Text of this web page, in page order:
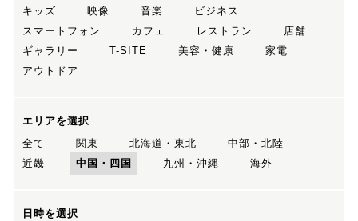
キッズ
映像 音楽
ビジネス
スマートフォン
カフェ レストラン
店舗
ギャラリー
T-SITE 美容・健康
家電
アウトドア
エリアを選択
全て
関東 北海道・東北
中部・北陸
近畿
中国・四国 九州・沖縄 海外
日時を選択